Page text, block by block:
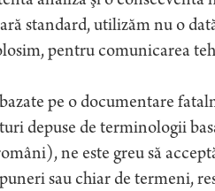
standard, utilizăm nu o
pentru comunicarea
pe o documentare
depuse de terminologii
ne este greu să
sau chiar de termeni,